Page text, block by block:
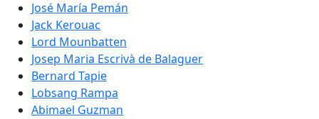
José María Pemán
Jack Kerouac
Lord Mounbatten
Josep Maria Escrivà de Balaguer
Bernard Tapie
Lobsang Rampa
Abimael Guzman